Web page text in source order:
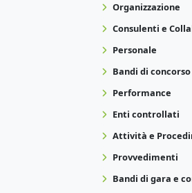
Organizzazione
Consulenti e
Personale
Bandi di
Performance
Enti controllati
Attività e
Provvedimenti
Bandi di gara e